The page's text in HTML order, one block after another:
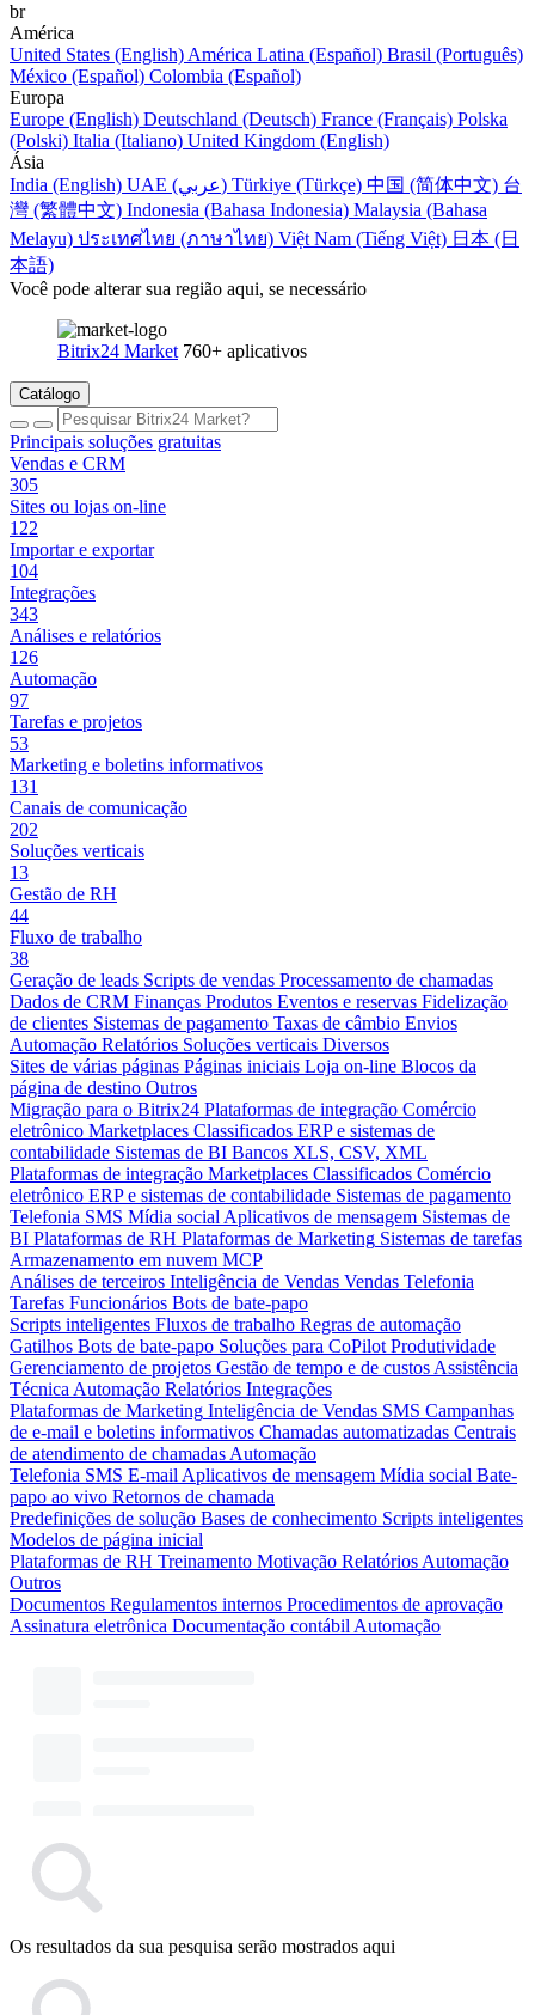
br
América
United States (English) América Latina (Español) Brasil (Português)
México (Español) Colombia (Español)
Europa
Europe (English) Deutschland (Deutsch) France (Français) Polska
(Polski) Italia (Italiano) United Kingdom (English)
Ásia
India (English)
UAE (عربي) Türkiye (Türkçe) 中国 (简体中文) 台
灣 (繁體中文) Indonesia (Bahasa Indonesia) Malaysia (Bahasa
Melayu) ประเทศไทย (ภาษาไทย) Việt Nam (Tiếng Việt) 日本 (日
本語)
Você pode alterar sua região aqui, se necessário
Bitrix24 Market 760+ aplicativos
Catálogo
Principais soluções gratuitas
Vendas e CRM
305
Sites ou lojas on-line
122
Importar e exportar
104
Integrações
343
Análises e relatórios
126
Automação
97
Tarefas e projetos
53
Marketing e boletins informativos
131
Canais de comunicação
202
Soluções verticais
13
Gestão de RH
44
Fluxo de trabalho
38
Geração de leads Scripts de vendas Processamento de chamadas
Dados de CRM Finanças Produtos Eventos e reservas Fidelização
de clientes Sistemas de pagamento Taxas de câmbio Envios
Automação Relatórios Soluções verticais Diversos
Sites de várias páginas Páginas iniciais Loja on-line Blocos da
página de destino Outros
Migração para o Bitrix24 Plataformas de integração Comércio
eletrônico Marketplaces Classificados ERP e sistemas de
contabilidade Sistemas de BI Bancos XLS, CSV, XML
Plataformas de integração Marketplaces Classificados Comércio
eletrônico ERP e sistemas de contabilidade Sistemas de pagamento
Telefonia SMS Mídia social Aplicativos de mensagem Sistemas de
BI Plataformas de RH Plataformas de Marketing Sistemas de tarefas
Armazenamento em nuvem MCP
Análises de terceiros Inteligência de Vendas Vendas Telefonia
Tarefas Funcionários Bots de bate-papo
Scripts inteligentes Fluxos de trabalho Regras de automação
Gatilhos Bots de bate-papo Soluções para CoPilot Produtividade
Gerenciamento de projetos Gestão de tempo e de custos Assistência
Técnica Automação Relatórios Integrações
Plataformas de Marketing Inteligência de Vendas SMS Campanhas
de e-mail e boletins informativos Chamadas automatizadas Centrais
de atendimento de chamadas Automação
Telefonia SMS E-mail Aplicativos de mensagem Mídia social Bate-
papo ao vivo Retornos de chamada
Predefinições de solução Bases de conhecimento Scripts inteligentes
Modelos de página inicial
Plataformas de RH Treinamento Motivação Relatórios Automação
Outros
Documentos Regulamentos internos Procedimentos de aprovação
Assinatura eletrônica Documentação contábil Automação
Os resultados da sua pesquisa serão mostrados aqui